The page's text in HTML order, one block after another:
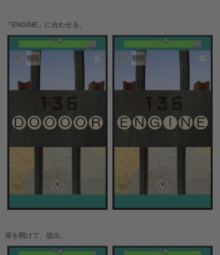
『ENGINE』に合わせる。
扉を開けて、脱出。